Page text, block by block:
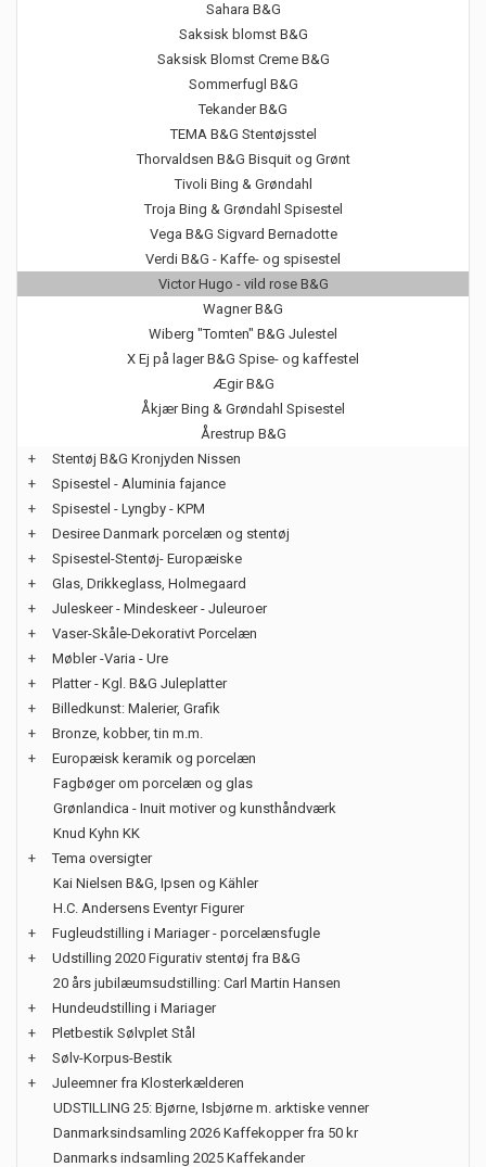
Sahara B&G
Saksisk blomst B&G
Saksisk Blomst Creme B&G
Sommerfugl B&G
Tekander B&G
TEMA B&G Stentøjsstel
Thorvaldsen B&G Bisquit og Grønt
Tivoli Bing & Grøndahl
Troja Bing & Grøndahl Spisestel
Vega B&G Sigvard Bernadotte
Verdi B&G - Kaffe- og spisestel
Victor Hugo - vild rose B&G
Wagner B&G
Wiberg "Tomten" B&G Julestel
X Ej på lager B&G Spise- og kaffestel
Ægir B&G
Åkjær Bing & Grøndahl Spisestel
Årestrup B&G
+
Stentøj B&G Kronjyden Nissen
+
Spisestel - Aluminia fajance
+
Spisestel - Lyngby - KPM
+
Desiree Danmark porcelæn og stentøj
+
Spisestel-Stentøj- Europæiske
+
Glas, Drikkeglass, Holmegaard
+
Juleskeer - Mindeskeer - Juleuroer
+
Vaser-Skåle-Dekorativt Porcelæn
+
Møbler -Varia - Ure
+
Platter - Kgl. B&G Juleplatter
+
Billedkunst: Malerier, Grafik
+
Bronze, kobber, tin m.m.
+
Europæisk keramik og porcelæn
Fagbøger om porcelæn og glas
Grønlandica - Inuit motiver og kunsthåndværk
Knud Kyhn KK
+
Tema oversigter
Kai Nielsen B&G, Ipsen og Kähler
H.C. Andersens Eventyr Figurer
+
Fugleudstilling i Mariager - porcelænsfugle
+
Udstilling 2020 Figurativ stentøj fra B&G
20 års jubilæumsudstilling: Carl Martin Hansen
+
Hundeudstilling i Mariager
+
Pletbestik Sølvplet Stål
+
Sølv-Korpus-Bestik
+
Juleemner fra Klosterkælderen
UDSTILLING 25: Bjørne, Isbjørne m. arktiske venner
Danmarksindsamling 2026 Kaffekopper fra 50 kr
Danmarks indsamling 2025 Kaffekander